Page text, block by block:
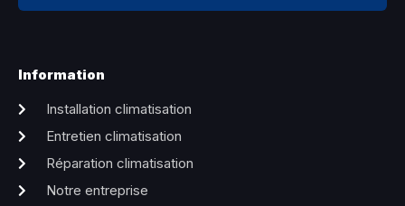
Information
Installation climatisation
Entretien climatisation
Réparation climatisation
Notre entreprise